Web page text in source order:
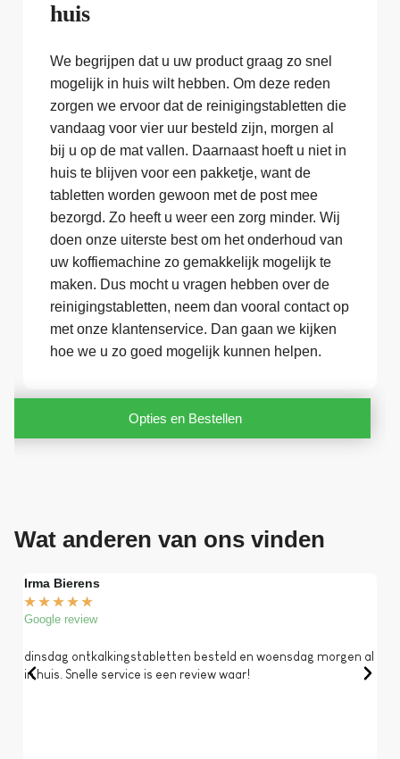
huis
We begrijpen dat u uw product graag zo snel
mogelijk in huis wilt hebben. Om deze reden
zorgen we ervoor dat de reinigingstabletten die
vandaag voor vier uur besteld zijn, morgen al
bij u op de mat vallen. Daarnaast hoeft u niet in
huis te blijven voor een pakketje, want de
tabletten worden gewoon met de post mee
bezorgd. Zo heeft u weer een zorg minder. Wij
doen onze uiterste best om het onderhoud van
uw koffiemachine zo gemakkelijk mogelijk te
maken. Dus mocht u vragen hebben over de
reinigingstabletten, neem dan vooral contact op
met onze klantenservice. Dan gaan we kijken
hoe we u zo goed mogelijk kunnen helpen.
Opties en Bestellen
Wat anderen van ons vinden
Irma Bierens
★ ★ ★ ★ ★
Google review
dinsdag ontkalkingstabletten besteld en woensdag morgen al
in huis. Snelle service is een review waar!